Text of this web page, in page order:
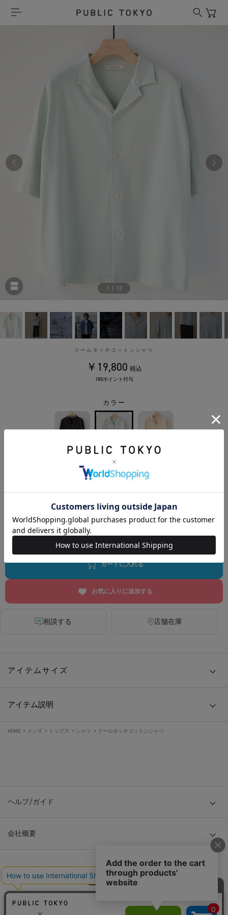
1 | 12
クールタッチコットンシャツ
￥19,800 税込
180ポイント付与
カラー
MINT
BLUE
カートに入れる
お気に入りに追加する
相談する 店舗在庫
アイテムサイズ
アイテム説明
HOME > メンズ > トップス > シャツ > クールタッチコットンシャツ
ヘルプ/ガイド
会社概要